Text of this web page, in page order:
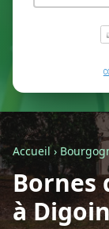
Accueil›
Bornes
à